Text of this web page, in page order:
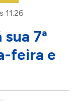
11:26
7ª
feira e